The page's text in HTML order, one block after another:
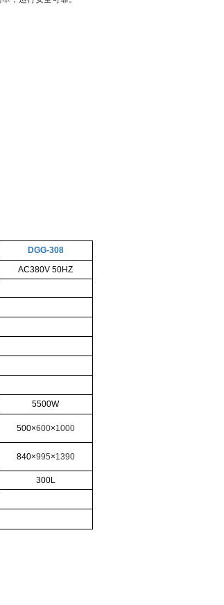
DGG-308
AC380V 50HZ
5500W
500×600×1000
840×995×1390
300L